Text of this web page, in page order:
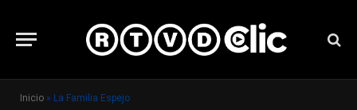
Inicio » La Familia Espejo